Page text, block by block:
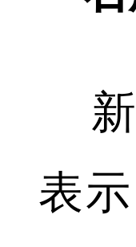
新
表